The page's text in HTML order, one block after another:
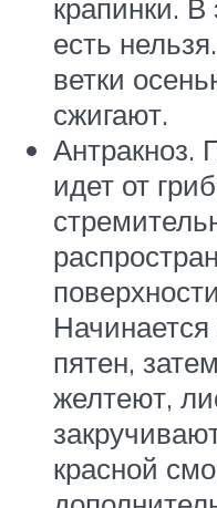
крапинки.
есть
ветки
сжигают.
Антракноз.
идет от
пятен,
желтеют,
красной